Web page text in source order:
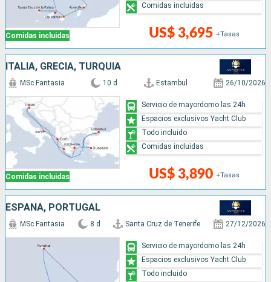
Comidas incluidas US$ 3,695 +Tasas
Comidas incluidas
ITALIA, GRECIA, TURQUÍA
Comidas incluidas
MSc Fantasia 10 d Estambul 26/10/2026
US$ 3,890 +Tasas
Servicio de mayordomo las 24h
Espacios exclusivos Yacht Club
Todo incluido
Comidas incluidas
ESPAÑA, PORTUGAL
MSc Fantasia 8 d Santa Cruz de Tenerife 27/12/2026
Servicio de mayordomo las 24h
Espacios exclusivos Yacht Club
Todo incluido